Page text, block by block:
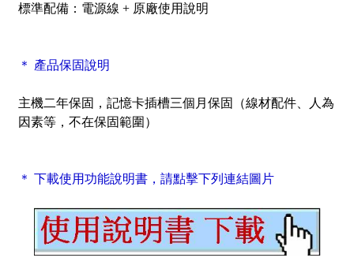
標準配備：電源線 + 原廠使用說明
＊ 產品保固說明
主機二年保固，記憶卡插槽三個月保固（線材配件、人為
因素等，不在保固範圍）
＊ 下載使用功能說明書，請點擊下列連結圖片